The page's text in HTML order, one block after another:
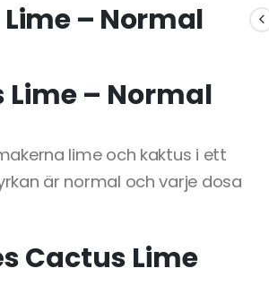
– Normal
Lime – Normal
lime och kaktus i ett
är normal och varje dosa
Cactus Lime